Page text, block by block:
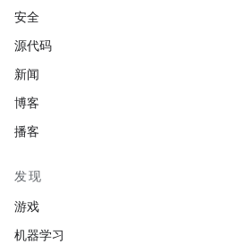
安全
源代码
新闻
博客
播客
发现
游戏
机器学习